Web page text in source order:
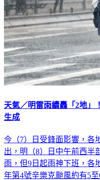
天氣／明雷雨續轟「2地
生成
今（7）日受鋒面影響，各
出，明（8）日中午前西半
雨，但9日起雨神下班，各
年第4號辛樂克颱風約有5